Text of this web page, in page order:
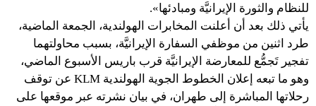
للنظام والثورة الإيرانيَّة ومبادئها».
يأتي ذلك بعد أن أعلنت المخابرات الهولندية، الجمعة الماضية،
طرد اثنين من موظفي السفارة الإيرانيَّة، بسبب محاولتهما
تفجير تَجمُّع للمعارضة الإيرانيَّة قرب باريس الأسبوع الماضي،
وهو ما تبعه إعلان الخطوط الجوية الهولندية KLM عن توقف
رحلاتها المباشرة إلى طهران، في بيان نشرته عبر موقعها على